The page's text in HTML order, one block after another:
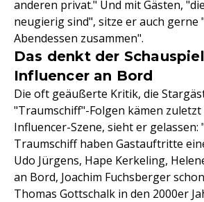
anderen privat." Und mit Gästen,
neugierig sind", sitze er auch gerne
Abendessen zusammen".
Das denkt der
Influencer an Bord
Die oft geäußerte Kritik, die
"Traumschiff"-Folgen kämen
Influencer-Szene, sieht er gelassen:
Traumschiff haben Gastauftritte
Udo Jürgens, Hape Kerkeling,
an Bord, Joachim Fuchsberger
Thomas Gottschalk in den 2000er